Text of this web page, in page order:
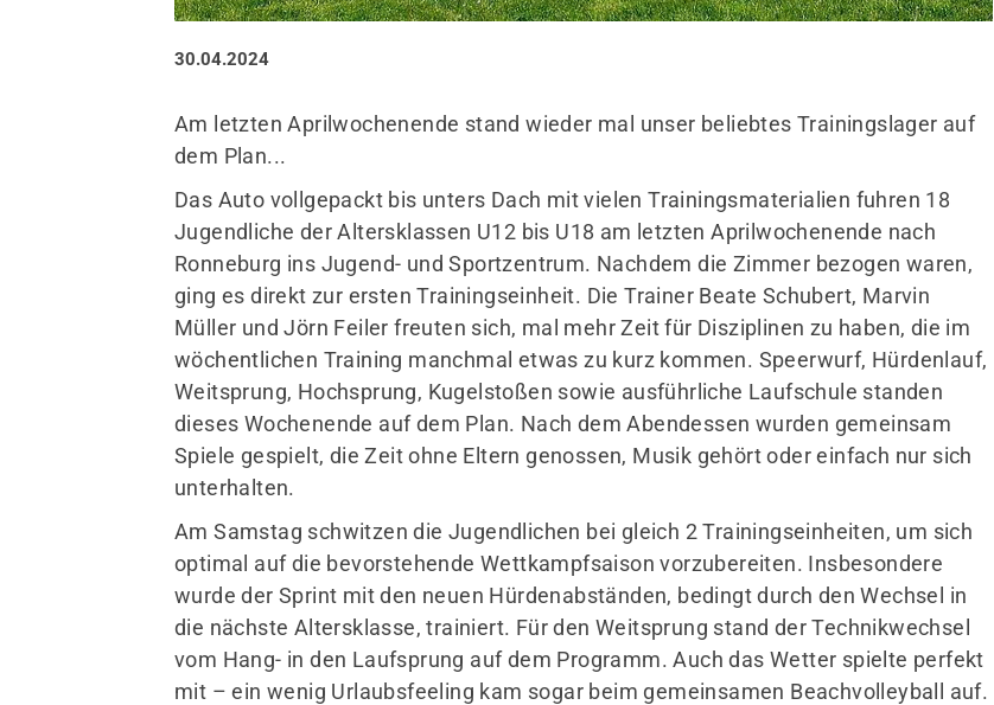
30.04.2024
Am letzten Aprilwochenende stand wieder mal unser beliebtes Trainingslager auf
dem Plan...
Das Auto vollgepackt bis unters Dach mit vielen Trainingsmaterialien fuhren 18
Jugendliche der Altersklassen U12 bis U18 am letzten Aprilwochenende nach
Ronneburg ins Jugend- und Sportzentrum. Nachdem die Zimmer bezogen waren,
ging es direkt zur ersten Trainingseinheit. Die Trainer Beate Schubert, Marvin
Müller und Jörn Feiler freuten sich, mal mehr Zeit für Disziplinen zu haben, die im
wöchentlichen Training manchmal etwas zu kurz kommen. Speerwurf, Hürdenlauf,
Weitsprung, Hochsprung, Kugelstoßen sowie ausführliche Laufschule standen
dieses Wochenende auf dem Plan. Nach dem Abendessen wurden gemeinsam
Spiele gespielt, die Zeit ohne Eltern genossen, Musik gehört oder einfach nur sich
unterhalten.
Am Samstag schwitzen die Jugendlichen bei gleich 2 Trainingseinheiten, um sich
optimal auf die bevorstehende Wettkampfsaison vorzubereiten. Insbesondere
wurde der Sprint mit den neuen Hürdenabständen, bedingt durch den Wechsel in
die nächste Altersklasse, trainiert. Für den Weitsprung stand der Technikwechsel
vom Hang- in den Laufsprung auf dem Programm. Auch das Wetter spielte perfekt
mit – ein wenig Urlaubsfeeling kam sogar beim gemeinsamen Beachvolleyball auf.
Sportangebote finden
Unser Sportangebot
Sportsuche / Übungsplan
Sportveranstaltungen
Sportstätten
Mitglieder-Service
Unterlagen
Termine